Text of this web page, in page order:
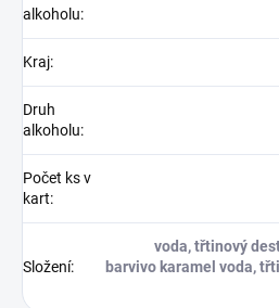
alkoholu:
Kraj:
Druh
alkoholu:
Počet ks v
kart:
Složení:
voda, třtinový
barvivo karamel voda,